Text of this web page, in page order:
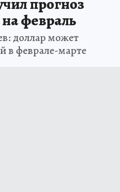
прогноз
февраль
доллар может
в феврале-марте